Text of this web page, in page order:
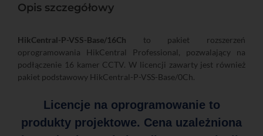
Opis szczegółowy
HikCentral-P-VSS-Base/16Ch to pakiet rozszerzeń
oprogramowania HikCentral Professional, pozwalający na
podłączenie 16 kamer CCTV. W licencji zawarty jest również
pakiet podstawowy HikCentral-P-VSS-Base/0Ch.
Licencje na oprogramowanie to
produkty projektowe. Cena uzależniona